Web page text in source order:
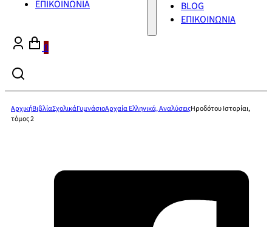
ΕΠΙΚΟΙΝΩΝΙΑ
BLOG
ΕΠΙΚΟΙΝΩΝΙΑ
0
ΑρχικήΒιβλίαΣχολικάΓυμνάσιοΑρχαία Ελληνικά, ΑναλύσειςΗροδότου Ιστορίαι,
τόμος 2